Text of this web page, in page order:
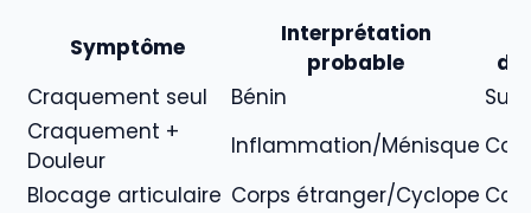
Symptôme
Interprétation
probable
Craquement seul
Bénin
Craquement +
Douleur
Inflammation/Ménisque
Blocage articulaire Corps étranger/Cyclope